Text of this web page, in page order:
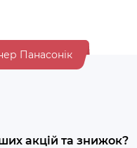
Панасонік
акцій та знижок?